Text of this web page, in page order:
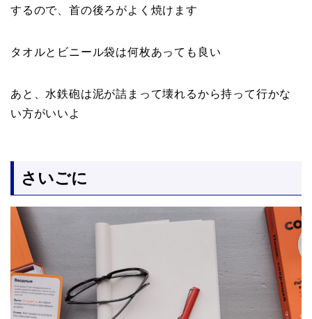
するので、首の後ろがよく焼けます
タオルとビニール袋は何枚あっても良い
あと、水鉄砲は泥が詰まって壊れるから持って行かな
い方がいいよ
さいごに